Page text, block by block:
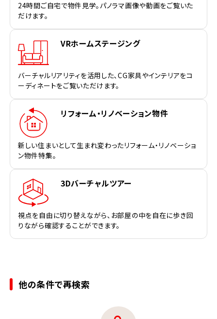
24時間ご自宅で物件見学。パノラマ画像や動画をご覧いた
だけます。
VRホームステージング
バーチャルリアリティを活用した、CG家具やインテリアをコ
ーディネートをご覧いただけます。
リフォーム・リノベーション物件
新しい住まいとして生まれ変わったリフォーム・リノベーショ
ン物件特集。
3Dバーチャルツアー
視点を自由に切り替えながら、お部屋の中を自在に歩き回
りながら確認することができます。
他の条件で再検索